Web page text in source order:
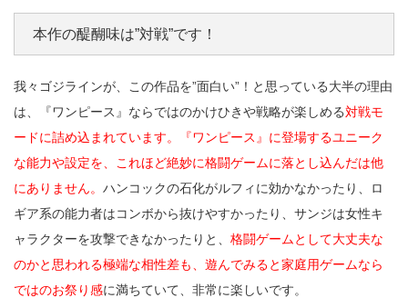
本作の醍醐味は”対戦”です！
我々ゴジラインが、この作品を”面白い”！と思っている大半の理由
は、『ワンピース』ならではのかけひきや戦略が楽しめる対戦モ
ードに詰め込まれています。『ワンピース』に登場するユニーク
な能力や設定を、これほど絶妙に格闘ゲームに落とし込んだは他
にありません。 ハンコックの石化がルフィに効かなかったり、ロ
ギア系の能力者はコンボから抜けやすかったり、サンジは女性キ
ャラクターを攻撃できなかったりと、 格闘ゲームとして大丈夫な
のかと思われる極端な相性差も、遊んでみると家庭用ゲームなら
ではのお祭り感に満ちていて、非常に楽しいです。